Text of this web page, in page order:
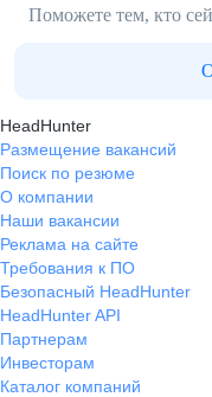
Поможете тем, кто
HeadHunter
Размещение вакансий
Поиск по резюме
О компании
Наши вакансии
Реклама на сайте
Требования к ПО
Безопасный HeadHunter
HeadHunter API
Партнерам
Инвесторам
Каталог компаний